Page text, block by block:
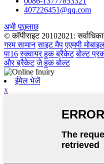
407226451@qq.com
अभी पूछताछ
© कॉपीराइट 20102021:
गरम सामान साइट मैप एएमपी
पा16 स्क्वायर हुक ब्रैकेट बोल्ट
और ब्रैकेट जे हुक बोल्ट
ईमेल भेजें
x